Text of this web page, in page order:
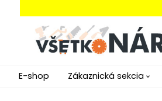
E-shop Zákaznická sekcia